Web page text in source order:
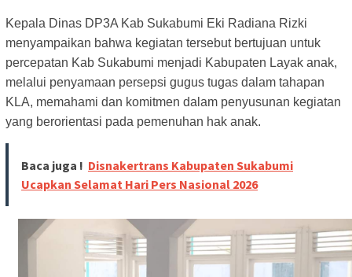
Kepala Dinas DP3A Kab Sukabumi Eki Radiana Rizki
menyampaikan bahwa kegiatan tersebut bertujuan untuk
percepatan Kab Sukabumi menjadi Kabupaten Layak anak,
melalui penyamaan persepsi gugus tugas dalam tahapan
KLA, memahami dan komitmen dalam penyusunan kegiatan
yang berorientasi pada pemenuhan hak anak.
Baca juga ! Disnakertrans Kabupaten Sukabumi
Ucapkan Selamat Hari Pers Nasional 2026